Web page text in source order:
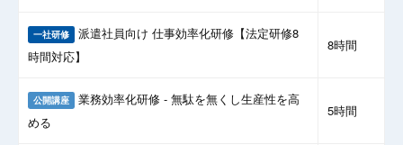
一社研修 派遣社員向け 仕事効率化研修【法定研修8
時間対応】
8時間
公開講座 業務効率化研修 - 無駄を無くし生産性を高
める
5時間